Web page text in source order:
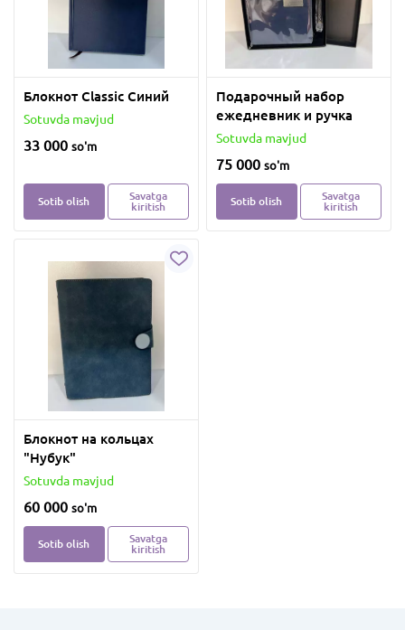
Блокнот Classic Синий
Sotuvda mavjud
33 000 so'm
Sotib olish
Savatga
kiritish
Подарочный набор
ежедневник и ручка
Sotuvda mavjud
75 000 so'm
Sotib olish
Savatga
kiritish
Блокнот на кольцах
"Нубук"
Sotuvda mavjud
60 000 so'm
Sotib olish
Savatga
kiritish